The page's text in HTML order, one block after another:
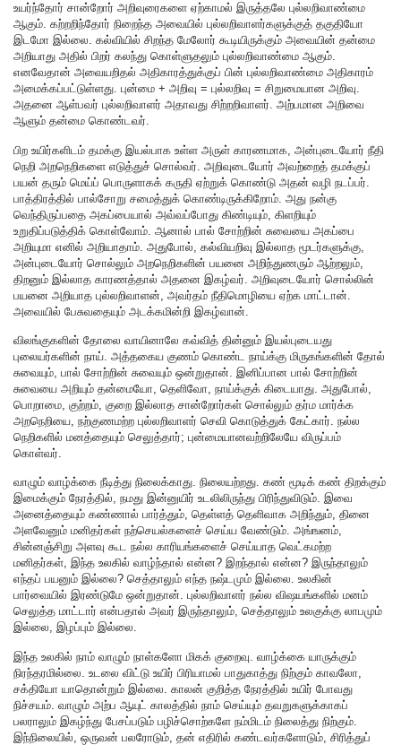
உயர்ந்தோர் சான்றோர் அறிவுரைகளை ஏற்காமல் இருத்தலே புல்லறிவாண்மை
ஆகும். கற்றறிந்தோர் நிறைந்த அவையில் புல்லறிவாளர்களுக்குத் தகுதியோ
இடமோ இல்லை. கல்வியில் சிறந்த மேலோர் கூடியிருக்கும் அவையின் தன்மை
அறியாது அதில் பிறர் கலந்து கொள்ளுதலும் புல்லறிவாண்மை ஆகும்.
எனவேதான் அவையறிதல் அதிகாரத்துக்குப் பின் புல்லறிவாண்மை அதிகாரம்
அமைக்கப்பட்டுள்ளது. புன்மை + அறிவு = புல்லறிவு = சிறுமையான அறிவு.
அதனை ஆள்பவர் புல்லறிவாளர் அதாவது சிற்றறிவாளர். அற்பமான அறிவை
ஆளும் தன்மை கொண்டவர்.
பிற உயிர்களிடம் தமக்கு இயல்பாக உள்ள அருள் காரணமாக, அன்புடையோர் நீதி
நெறி அறநெறிகளை எடுத்துச் சொல்வர். அறிவுடையோர் அவற்றைத் தமக்குப்
பயன் தரும் மெய்ப் பொருளாகக் கருதி ஏற்றுக் கொண்டு அதன் வழி நடப்பர்.
பாத்திரத்தில் பால்சோறு சமைத்துக் கொண்டிருக்கிறோம். அது நன்கு
வெந்திருப்பதை அகப்பையால் அவ்வப்போது கிண்டியும், கிளறியும்
உறுதிப்படுத்திக் கொள்வோம். ஆனால் பால் சோற்றின் சுவையை அகப்பை
அறியுமா எனில் அறியாதாம். அதுபோல், கல்வியறிவு இல்லாத மூடர்களுக்கு,
அன்புடையோர் சொல்லும் அறநெறிகளின் பயனை அறிந்துணரும் ஆற்றலும்,
திறனும் இல்லாத காரணத்தால் அதனை இகழ்வர். அறிவுடையோர் சொல்லின்
பயனை அறியாத புல்லறிவாளன், அவர்தம் நீதிமொழியை ஏற்க மாட்டான்.
அவையில் பேசுவதையும் அடக்கமின்றி இகழ்வான்.
விலங்குகளின் தோலை வாயினாலே கவ்வித் தின்னும் இயல்புடையது
புலையர்களின் நாய். அத்தகைய குணம் கொண்ட நாய்க்கு மிருகங்களின் தோல்
சுவையும், பால் சோற்றின் சுவையும் ஒன்றுதான். இனிப்பான பால் சோற்றின்
சுவையை அறியும் தன்மையோ, தெளிவோ, நாய்க்குக் கிடையாது. அதுபோல்,
பொறாமை, குற்றம், குறை இல்லாத சான்றோர்கள் சொல்லும் தர்ம மார்க்க
அறநெறியை, நற்குணமற்ற புல்லறிவாளர் செவி கொடுத்துக் கேட்கார். நல்ல
நெறிகளில் மனத்தையும் செலுத்தார்; புன்மையானவற்றிலேயே விருப்பம்
கொள்வர்.
வாழும் வாழ்க்கை நீடித்து நிலைக்காது. நிலையற்றது. கண் மூடிக் கண் திறக்கும்
இமைக்கும் நேரத்தில், நமது இன்னுயிர் உடலிலிருந்து பிரிந்துவிடும். இவை
அனைத்தையும் கண்ணால் பார்த்தும், தெள்ளத் தெளிவாக அறிந்தும், தினை
அளவேனும் மனிதர்கள் நற்செயல்களைச் செய்ய வேண்டும். அங்ஙனம்,
சின்னஞ்சிறு அளவு கூட நல்ல காரியங்களைச் செய்யாத வெட்கமற்ற
மனிதர்கள், இந்த உலகில் வாழ்ந்தால் என்ன? இறந்தால் என்ன? இருந்தாலும்
எந்தப் பயனும் இல்லை? செத்தாலும் எந்த நஷ்டமும் இல்லை. உலகின்
பார்வையில் இரண்டுமே ஒன்றுதான். புல்லறிவாளர் நல்ல விஷயங்களில் மனம்
செலுத்த மாட்டார் என்பதால் அவர் இருந்தாலும், செத்தாலும் உலகுக்கு லாபமும்
இல்லை, இழப்பும் இல்லை.
இந்த உலகில் நாம் வாழும் நாள்களோ மிகக் குறைவு. வாழ்க்கை யாருக்கும்
நிரந்தரமில்லை. உடலை விட்டு உயிர் பிரியாமல் பாதுகாத்து நிற்கும் காவலோ,
சக்தியோ யாதொன்றும் இல்லை. காலன் குறித்த நேரத்தில் உயிர் போவது
நிச்சயம். வாழும் அற்ப ஆயுட் காலத்தில் நாம் செய்யும் தவறுகளுக்காகப்
பலராலும் இகழ்ந்து பேசப்படும் பழிச்சொற்களே நம்மிடம் நிலைத்து நிற்கும்.
இந்நிலையில், ஒருவன் பலரோடும், தன் எதிரில் கண்டவர்களோடும், சிரித்துப்